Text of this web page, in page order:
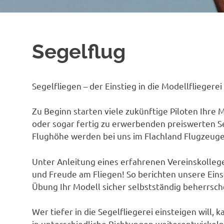
Segelflug
Segelfliegen – der Einstieg in die
Zu Beginn starten viele zukünftige Piloten Ihre
oder sogar fertig zu erwerbenden preiswerten
Flughöhe werden bei uns im Flachland
Unter Anleitung eines erfahrenen
und Freude am Fliegen! So berichten unsere
Übung Ihr Modell sicher selbstständig
Wer tiefer in die Segelfliegerei einsteigen will,